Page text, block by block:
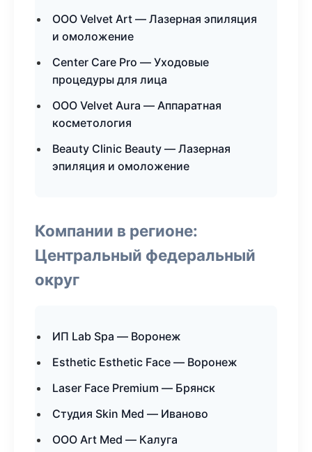
ООО Velvet Art — Лазерная эпиляция
и омоложение
Center Care Pro — Уходовые
процедуры для лица
ООО Velvet Aura — Аппаратная
косметология
Beauty Clinic Beauty — Лазерная
эпиляция и омоложение
Компании в регионе:
Центральный федеральный
округ
ИП Lab Spa — Воронеж
Esthetic Esthetic Face — Воронеж
Laser Face Premium — Брянск
Студия Skin Med — Иваново
ООО Art Med — Калуга